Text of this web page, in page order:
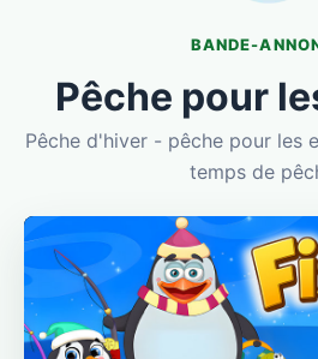
BANDE-
Pêche pour
Pêche d'hiver - pêche pour les
temps de